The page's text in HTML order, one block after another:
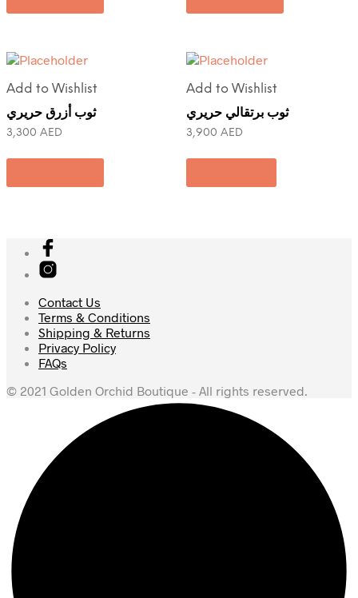
Add to Wishlist
ثوب أزرق حريري
3,300 AED
Add to Wishlist
ثوب برتقالي حريري
3,900 AED
Contact Us
Terms & Conditions
Shipping & Returns
Privacy Policy
FAQs
© 2021 Golden Orchid Boutique - All rights reserved.